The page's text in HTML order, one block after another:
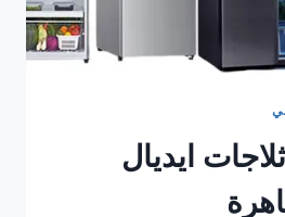
ايديال